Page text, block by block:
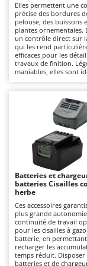
Autres
B
Balayeuses
Bancs de
Barbecues
Bennes
Brosses
Brouettes à
Broyeurs à
Broyeurs de
Butteurs
C
Chargeurs
Charrues
Ambrogio
Annovi
ANTHBOT
Archman
Ariete
Artus
Attila
Ausonia
Awelco
B
Baesso
Bahco
Elles permettent une
précise des bordures
pelouse, des buissons
plantes ornementales.
un contrôle direct sur
qui les rend
efficaces pour les
travaux de finition.
maniables, elles sont
contrainte des câbles
Pour les maintenir
il est conseillé de vérifier
régulièrement la
lames et de conserver
charge de la batterie, en
rechargeant après
utilisation.
Batteries et
batteries Cisailles
herbe
Ces accessoires
plus grande
continuité de travail
pour les cisailles à
batterie, en
recharger les
temps réduit. Disposer
batteries et de